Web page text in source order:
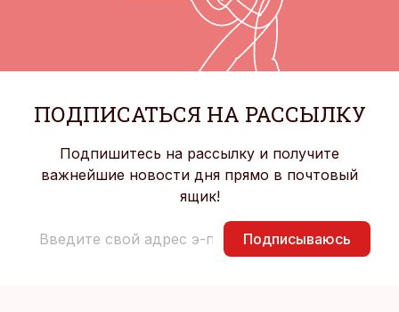
ПОДПИСАТЬСЯ НА РАССЫЛКУ
Подпишитесь на рассылку и получите
важнейшие новости дня прямо в почтовый
ящик!
Подписываюсь